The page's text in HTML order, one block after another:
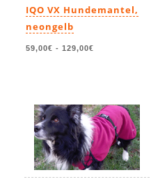
IQO VX Hundemantel,
neongelb
59,00€ - 129,00€